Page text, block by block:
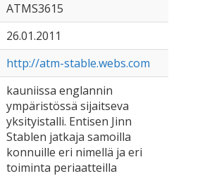
ATMS3615
26.01.2011
http://atm-stable.webs.com
kauniissa englannin
ympäristössä sijaitseva
yksityistalli. Entisen Jinn
Stablen jatkaja samoilla
konnuille eri nimellä ja eri
toiminta periaatteilla